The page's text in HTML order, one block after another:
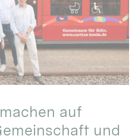
auf
und